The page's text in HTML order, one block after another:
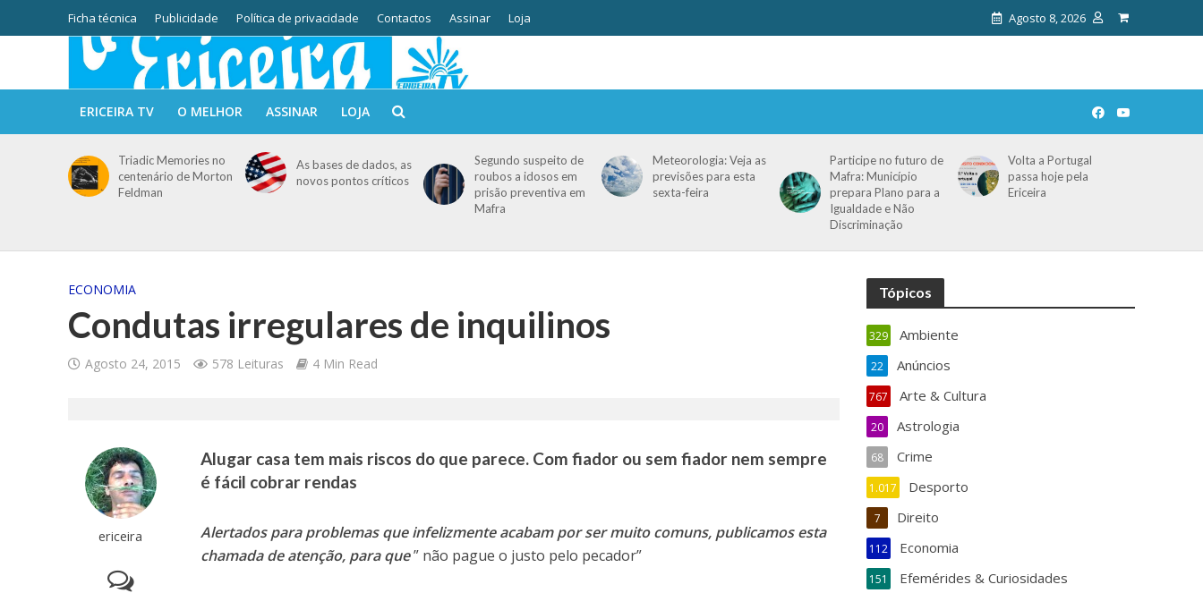
Ficha técnica Publicidade Política de privacidade Contactos Assinar Loja Agosto 8, 2026
ERICEIRA TV O MELHOR ASSINAR LOJA
Triadic Memories no
centenário de Morton
Feldman
As bases de dados, as
novos pontos críticos
Segundo suspeito de
roubos a idosos em
prisão preventiva em
Mafra
Meteorologia: Veja as
previsões para esta
sexta-feira
Participe no futuro de
Mafra: Município
prepara Plano para a
Igualdade e Não
Discriminação
Volta a Portugal
passa hoje pela
Ericeira
ECONOMIA
Condutas irregulares de inquilinos
Agosto 24, 2015 578 Leituras 4 Min Read
ericeira
Alugar casa tem mais riscos do que parece. Com fiador ou sem fiador nem sempre
é fácil cobrar rendas
Alertados para problemas que infelizmente acabam por ser muito comuns, publicamos esta
chamada de atenção, para que” não pague o justo pelo pecador”
Tópicos
Ambiente
329
Anúncios
22
Arte & Cultura
767
Astrologia
20
Crime
68
Desporto
1.017
Direito
7
Economia
112
Efemérides & Curiosidades
151